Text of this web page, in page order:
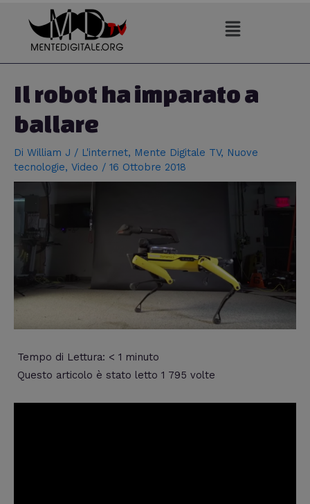
contenuto
Il robot ha imparato a
ballare
Di William J / L'internet, Mente Digitale TV, Nuove
tecnologie, Video / 16 Ottobre 2018
Tempo di Lettura: < 1 minuto
Questo articolo è stato letto 1 795 volte
articoli